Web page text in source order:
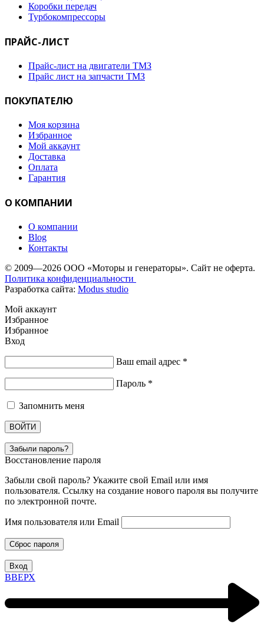
Коробки передач
Турбокомпрессоры
ПРАЙС-ЛИСТ
Прайс-лист на двигатели ТМЗ
Прайс лист на запчасти ТМЗ
ПОКУПАТЕЛЮ
Моя корзина
Избранное
Мой аккаунт
Доставка
Оплата
Гарантия
О КОМПАНИИ
О компании
Blog
Контакты
© 2009—2026 ООО «Моторы и генераторы». Сайт не оферта.
Политика конфиденциальности
Разработка сайта: Modus studio
Мой аккаунт
Избранное
Избранное
Вход
Ваш email адрес *
Пароль *
Запомнить меня
ВОЙТИ
Забыли пароль?
Восстановление пароля
Забыли свой пароль? Укажите свой Email или имя
пользователя. Ссылку на создание нового пароля вы получите
по электронной почте.
Имя пользователя или Email
Сброс пароля
Вход
ВВЕРХ